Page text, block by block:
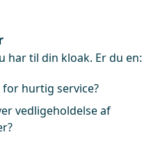
har til din kloak. Er du en:
hurtig service?
vedligeholdelse af